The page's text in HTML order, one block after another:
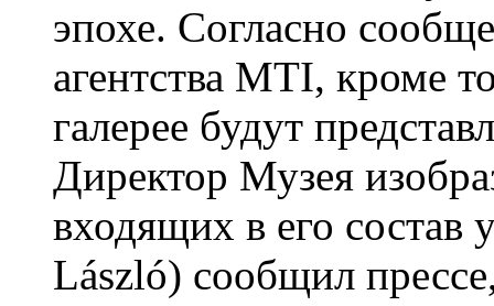
эпохе. Согласно
агентства MTI, кроме
галерее будут
Директор Музея
входящих в его состав
László) сообщил